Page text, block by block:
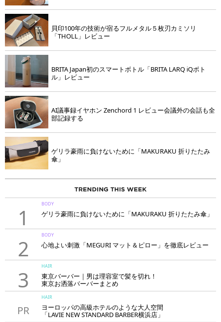
貝印100年の技術が宿るフルメタル５枚刃カミソリ
「THOLL」レビュー
BRITA Japan初のスマートボトル「BRITA LARQ iQボト
ル」レビュー
AI議事録イヤホン Zenchord 1 レビュー会議外の会話も全
部記録する
ゲリラ豪雨に負けないために「MAKURAKU 折りたたみ
傘」
1
BODY
ゲリラ豪雨に負けないために「MAKURAKU 折りたたみ傘」
2
BODY
心地よい刺激「MEGURI マット＆ピロー」を徹底レビュー
3
HAIR
東京バーバー｜男は理容室で髪を切れ！
東京お洒落バーバーまとめ
PR
HAIR
ヨーロッパの高級ホテルのような大人空間
「LAVIE NEW STANDARD BARBER横浜店」